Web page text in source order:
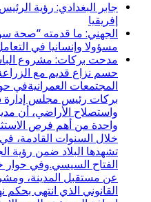
جابر البغدادي: رؤية
إفريقيا
الجهني: ما قدمته “صحة
مسؤولا وإنسانيا في
مدحت بركات: مشروع
حسم نزاع قديم مع
المجتمعات العمرانيةفي
بركات رئيس مجلس إدارة
واستصلاح الأراضي، أن
واحدة من أهم فرص
خلال السنوات القادمة،
تشهدها البلاد ضمن رؤية
الفتاح السيسي.وفي
عن مستقبل المدينة،
القانوني الذي انتهى بحكم